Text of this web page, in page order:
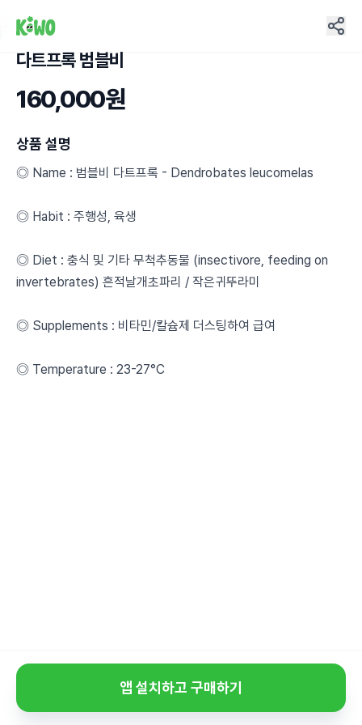
다트프록 범블비
160,000원
상품 설명
◎ Name : 범블비 다트프록 - Dendrobates leucomelas
◎ Habit : 주행성, 육생
◎ Diet : 충식 및 기타 무척추동물 (insectivore, feeding on
invertebrates) 흔적날개초파리 / 작은귀뚜라미
◎ Supplements : 비타민/칼슘제 더스팅하여 급여
◎ Temperature : 23-27°C
앱 설치하고 구매하기